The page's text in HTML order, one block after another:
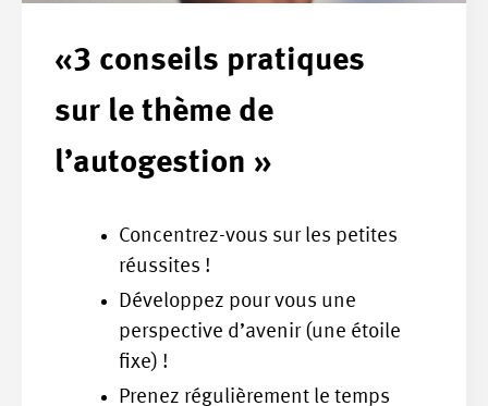
«3 conseils pratiques
sur le thème de
l’autogestion »
Concentrez-vous sur les petites
réussites !
Développez pour vous une
perspective d’avenir (une étoile
fixe) !
Prenez régulièrement le temps